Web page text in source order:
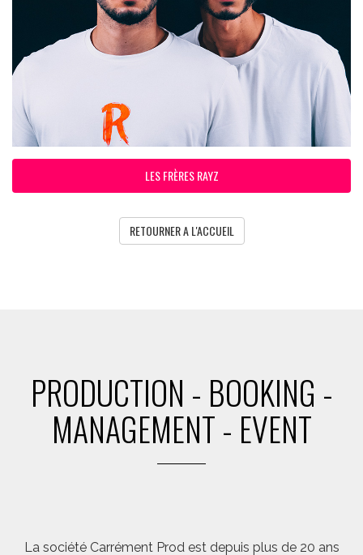
LES FRÈRES RAYZ
RETOURNER A L'ACCUEIL
PRODUCTION - BOOKING -
MANAGEMENT - EVENT
La société Carrément Prod est depuis plus de 20 ans